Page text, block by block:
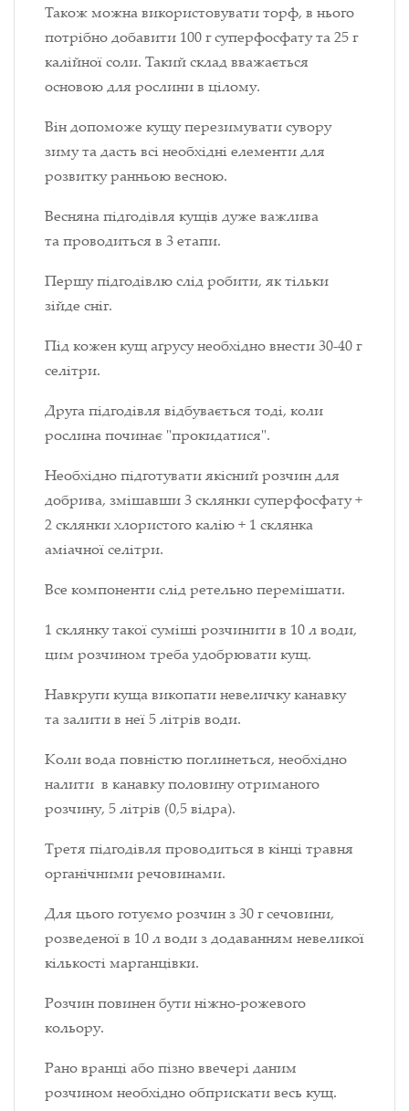
Також можна використовувати торф, в нього
потрібно добавити 100 г суперфосфату та 25 г
калійної соли. Такий склад вважається
основою для рослини в цілому.
Він допоможе кущу перезимувати сувору
зиму та дасть всі необхідні елементи для
розвитку ранньою весною.
Весняна підгодівля кущів дуже важлива
та проводиться в 3 етапи.
Першу підгодівлю слід робити, як тільки
зійде сніг.
Під кожен кущ аґрусу необхідно внести 30-40 г
селітри.
Друга підгодівля відбувається тоді, коли
рослина починає "прокидатися".
Необхідно підготувати якісний розчин для
добрива, змішавши 3 склянки суперфосфату +
2 склянки хлористого калію + 1 склянка
аміачної селітри.
Все компоненти слід ретельно перемішати.
1 склянку такої суміші розчинити в 10 л води,
цим розчином треба удобрювати кущ.
Навкруги куща викопати невеличку канавку
та залити в неї 5 літрів води.
Коли вода повністю поглинеться, необхідно
налити в канавку половину отриманого
розчину, 5 літрів (0,5 відра).
Третя підгодівля проводиться в кінці травня
органічними речовинами.
Для цього готуємо розчин з 30 г сечовини,
розведеної в 10 л води з додаванням невеликої
кількості марганцівки.
Розчин повинен бути ніжно-рожевого
кольору.
Рано вранці або пізно ввечері даним
розчином необхідно обприскати весь кущ.